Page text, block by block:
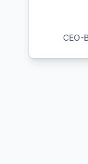
CEO-